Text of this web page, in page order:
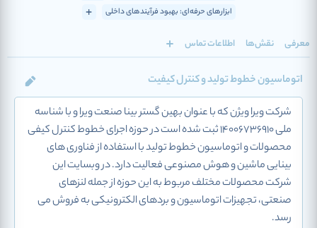
ابزارهای حرفه‌ای: بهبود فرآیندهای داخلی
معرفی نقش‌ها اطلاعات تماس
اتوماسیون خطوط تولید و کنترل کیفیت
شرکت ویرا ویژن که با عنوان بهین گستر بینا صنعت ویرا و با شناسه
ملی 14006736910 ثبت شده است در حوزه اجرای خطوط کنترل کیفی
محصولات و اتوماسیون خطوط تولید با استفاده از فناوری های
بینایی ماشین و هوش مصنوعی فعالیت دارد. در وبسایت این
شرکت محصولات مختلف مربوط به این حوزه از جمله لنزهای
صنعتی، تجهیزات اتوماسیون و بردهای الکترونیکی به فروش می
رسد.